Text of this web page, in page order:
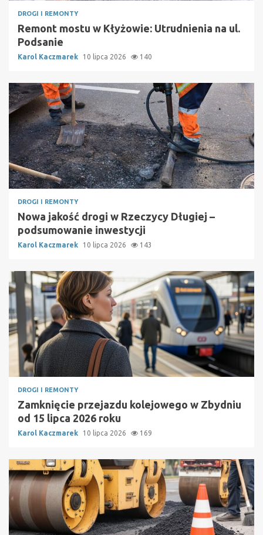
DROGI I REMONTY
Remont mostu w Kłyżowie: Utrudnienia na ul.
Podsanie
Karol Kaczmarek 10 lipca 2026 140
DROGI I REMONTY
Nowa jakość drogi w Rzeczycy Długiej –
podsumowanie inwestycji
Karol Kaczmarek 10 lipca 2026 143
DROGI I REMONTY
Zamknięcie przejazdu kolejowego w Zbydniu
od 15 lipca 2026 roku
Karol Kaczmarek 10 lipca 2026 169